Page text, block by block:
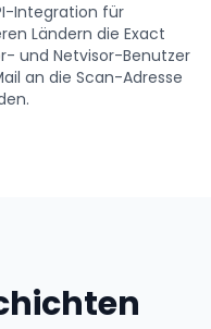
Integration für
Ländern die Exact
und Netvisor-Benutzer
an die Scan-Adresse